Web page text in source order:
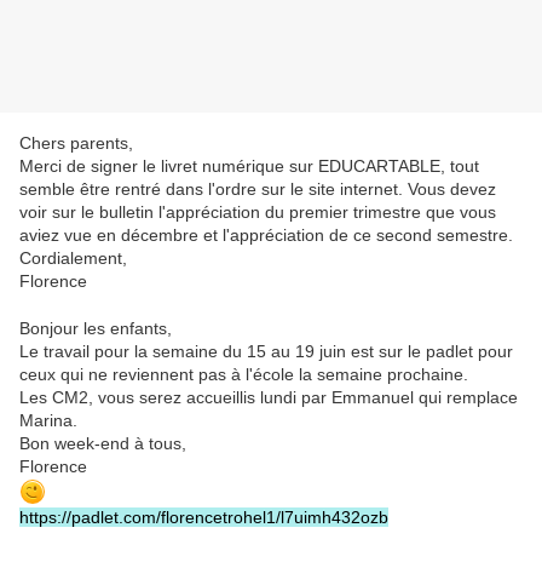
Chers parents,
Merci de signer le livret numérique sur EDUCARTABLE, tout
semble être rentré dans l'ordre sur le site internet. Vous devez
voir sur le bulletin l'appréciation du premier trimestre que vous
aviez vue en décembre et l'appréciation de ce second semestre.
Cordialement,
Florence
Bonjour les enfants,
Le travail pour la semaine du 15 au 19 juin est sur le padlet pour
ceux qui ne reviennent pas à l'école la semaine prochaine.
Les CM2, vous serez accueillis lundi par Emmanuel qui remplace
Marina.
Bon week-end à tous,
Florence
https://padlet.com/florencetrohel1/l7uimh432ozb